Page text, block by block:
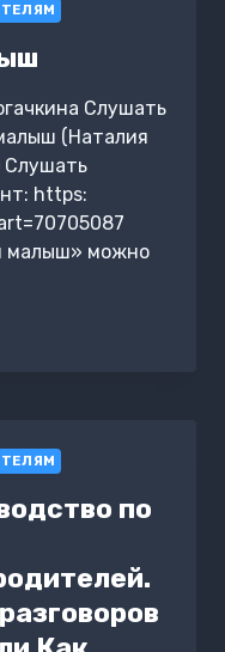
Слушать
(Наталия
Слушать
https:
малыш» можно
по